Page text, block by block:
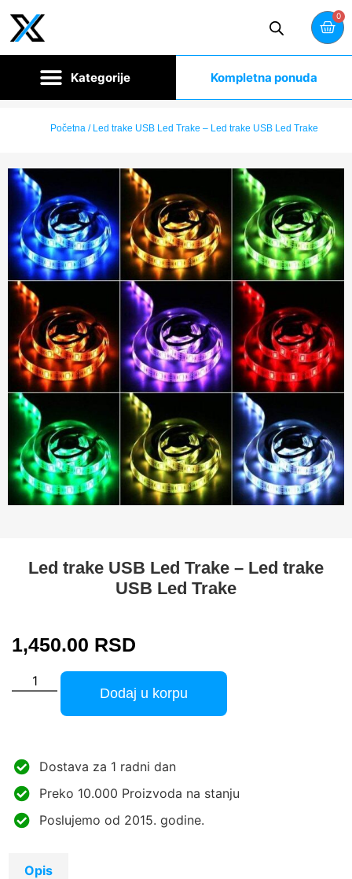
0
Kompletna ponuda
Početna/ Led trake USB Led Trake – Led trake USB Led Trake
Led trake USB Led Trake – Led trake
USB Led Trake
1,450.00 RSD
Dodaj u korpu
Dostava za 1 radni dan
Preko 10.000 Proizvoda na stanju
Poslujemo od 2015. godine.
Opis